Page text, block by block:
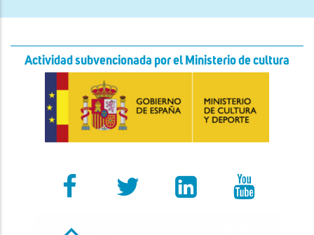
Actividad subvencionada por el Ministerio de cultura